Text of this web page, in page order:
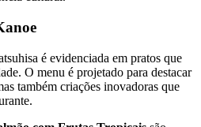
é evidenciada em pratos que
O menu é projetado para destacar
também criações inovadoras que